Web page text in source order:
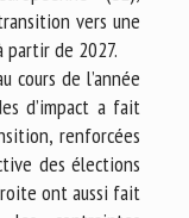
vers une
partir de 2027.
cours de l’année
d’impact a fait
renforcées
des élections
ont aussi fait